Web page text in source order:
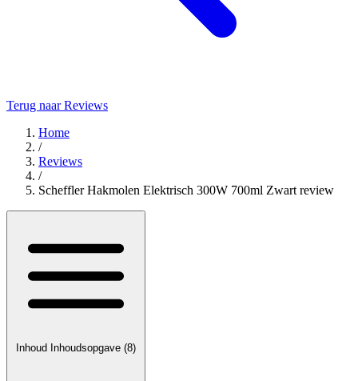
Terug naar Reviews
Home
/
Reviews
/
Scheffler Hakmolen Elektrisch 300W 700ml Zwart review
Inhoud Inhoudsopgave (8)